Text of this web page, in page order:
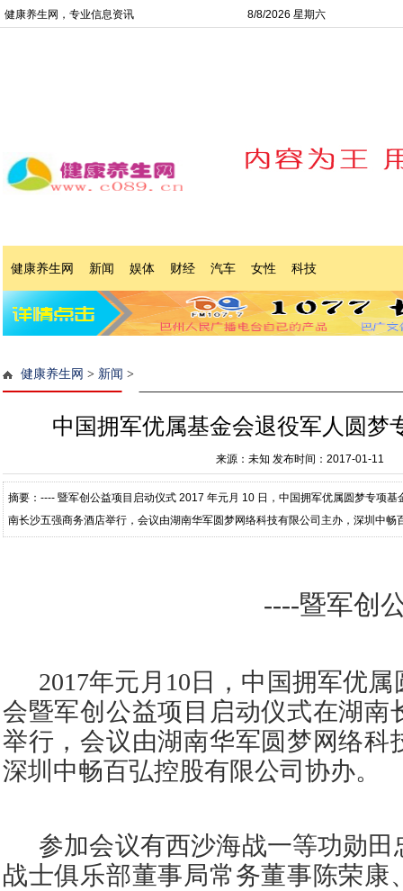
健康养生网，专业信息资讯 8/8/2026 星期六
健康养生网 新闻 娱体 财经 汽车 女性 科技
健康养生网 > 新闻 >
中国拥军优属基金会退役军人圆梦
来源：未知 发布时间：2017-01-11
摘要：---- 暨军创公益项目启动仪式 2017 年元月 10 日，中国拥军优属圆梦专项
南长沙五强商务酒店举行，会议由湖南华军圆梦网络科技有限公司主办，深圳中畅
----暨军创
2017年元月 10 日，中国拥军优
会暨军创公益项目启动仪式在湖南
举行，会议由湖南华军圆梦网络科
深圳中畅百弘控股有限公司协办。
参加会议有西沙海战一等功勋
战士俱乐部董事局常务董事陈荣康